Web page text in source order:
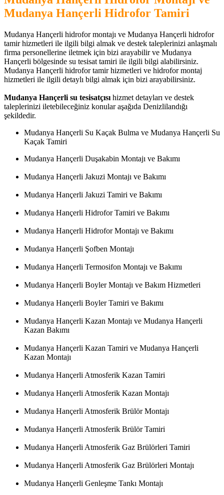
Mudanya Hançerli Hidrofor Tamiri
Mudanya Hançerli hidrofor montajı ve Mudanya Hançerli hidrofor
tamir hizmetleri ile ilgili bilgi almak ve destek taleplerinizi anlaşmalı
firma personellerine iletmek için bizi arayabilir ve Mudanya
Hançerli bölgesinde su tesisat tamiri ile ilgili bilgi alabilirsiniz.
Mudanya Hançerli hidrofor tamir hizmetleri ve hidrofor montaj
hizmetleri ile ilgili detaylı bilgi almak için bizi arayabilirsiniz.
Mudanya Hançerli su tesisatçısı hizmet detayları ve destek
taleplerinizi iletebileceğiniz konular aşağıda Denizlilandığı
şekildedir.
Mudanya Hançerli Su Kaçak Bulma ve Mudanya Hançerli Su
Kaçak Tamiri
Mudanya Hançerli Duşakabin Montajı ve Bakımı
Mudanya Hançerli Jakuzi Montajı ve Bakımı
Mudanya Hançerli Jakuzi Tamiri ve Bakımı
Mudanya Hançerli Hidrofor Tamiri ve Bakımı
Mudanya Hançerli Hidrofor Montajı ve Bakımı
Mudanya Hançerli Şofben Montajı
Mudanya Hançerli Termosifon Montajı ve Bakımı
Mudanya Hançerli Boyler Montajı ve Bakım Hizmetleri
Mudanya Hançerli Boyler Tamiri ve Bakımı
Mudanya Hançerli Kazan Montajı ve Mudanya Hançerli
Kazan Bakımı
Mudanya Hançerli Kazan Tamiri ve Mudanya Hançerli
Kazan Montajı
Mudanya Hançerli Atmosferik Kazan Tamiri
Mudanya Hançerli Atmosferik Kazan Montajı
Mudanya Hançerli Atmosferik Brülör Montajı
Mudanya Hançerli Atmosferik Brülör Tamiri
Mudanya Hançerli Atmosferik Gaz Brülörleri Tamiri
Mudanya Hançerli Atmosferik Gaz Brülörleri Montajı
Mudanya Hançerli Genleşme Tankı Montajı